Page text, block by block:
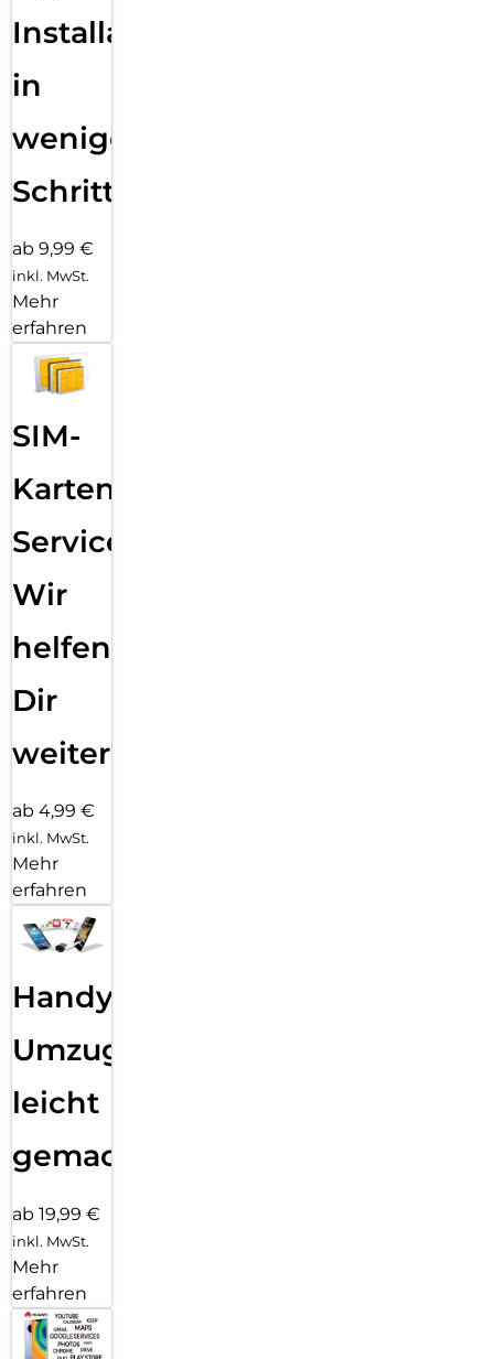
Installation
in
wenigen
Schritten
ab 9,99 €
inkl. MwSt.
Mehr
erfahren
SIM-
Karten
Service:
Wir
helfen
Dir
weiter
ab 4,99 €
inkl. MwSt.
Mehr
erfahren
Handy
Umzug
leicht
gemacht!
ab 19,99 €
inkl. MwSt.
Mehr
erfahren